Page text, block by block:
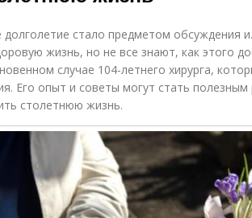
стало предметом обсуждения
жизнь, но не все знают, как этого
случае 104-летнего хирурга,
Его опыт и советы могут стать полезным
столетнюю жизнь.